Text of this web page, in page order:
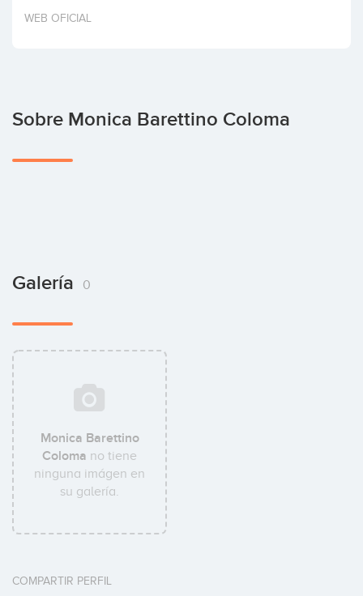
Invertir
WEB OFICIAL
Sobre Monica Barettino Coloma
Galería 0
Monica Barettino
Coloma no tiene
ninguna imágen en
su galería.
COMPARTIR PERFIL